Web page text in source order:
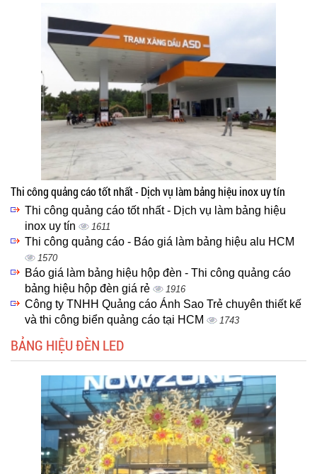
Thi công quảng cáo tốt nhất - Dịch vụ làm bảng hiệu inox uy tín
Thi công quảng cáo tốt nhất - Dịch vụ làm bảng hiệu
inox uy tín
1611
Thi công quảng cáo - Báo giá làm bảng hiệu alu HCM
1570
Báo giá làm bảng hiệu hộp đèn - Thi công quảng cáo
bảng hiệu hộp đèn giá rẻ
1916
Công ty TNHH Quảng cáo Ánh Sao Trẻ chuyên thiết kế
và thi công biển quảng cáo tại HCM
1743
BẢNG HIỆU ĐÈN LED